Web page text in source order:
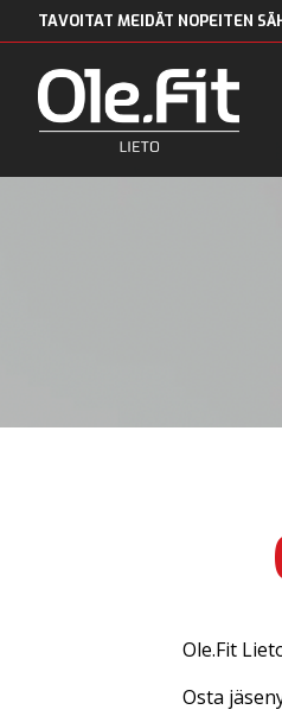
TAVOITAT MEIDÄT NOPEITEN
Ole.Fit
Osta